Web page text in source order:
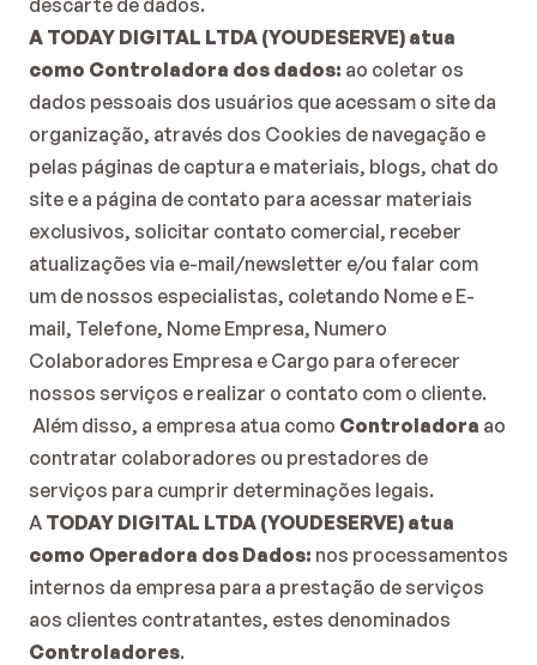
descarte de dados.
A TODAY DIGITAL LTDA (YOUDESERVE) atua
como Controladora dos dados: ao coletar os
dados pessoais dos usuários que acessam o site da
organização, através dos Cookies de navegação e
pelas páginas de captura e materiais, blogs, chat do
site e a página de contato para acessar materiais
exclusivos, solicitar contato comercial, receber
atualizações via e-mail/newsletter e/ou falar com
um de nossos especialistas, coletando Nome e E-
mail, Telefone, Nome Empresa, Numero
Colaboradores Empresa e Cargo para oferecer
nossos serviços e realizar o contato com o cliente.
Além disso, a empresa atua como Controladora ao
contratar colaboradores ou prestadores de
serviços para cumprir determinações legais.
A TODAY DIGITAL LTDA (YOUDESERVE) atua
como Operadora dos Dados: nos processamentos
internos da empresa para a prestação de serviços
Controladores.